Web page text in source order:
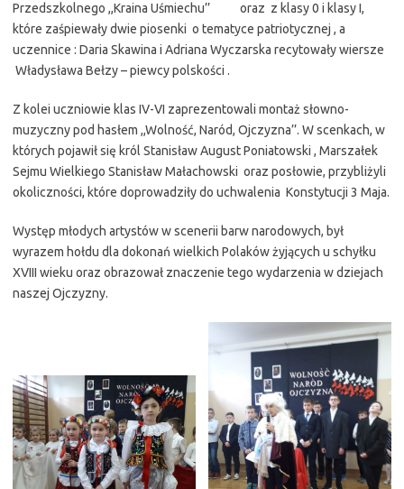
Przedszkolnego ,,Kraina Uśmiechu’’ oraz z klasy 0 i klasy I,
które zaśpiewały dwie piosenki o tematyce patriotycznej , a
uczennice : Daria Skawina i Adriana Wyczarska recytowały wiersze
Władysława Bełzy – piewcy polskości .
Z kolei uczniowie klas IV-VI zaprezentowali montaż słowno-
muzyczny pod hasłem ,,Wolność, Naród, Ojczyzna’’. W scenkach, w
których pojawił się król Stanisław August Poniatowski , Marszałek
Sejmu Wielkiego Stanisław Małachowski oraz posłowie, przybliżyli
okoliczności, które doprowadziły do uchwalenia Konstytucji 3 Maja.
Występ młodych artystów w scenerii barw narodowych, był
wyrazem hołdu dla dokonań wielkich Polaków żyjących u schyłku
XVIII wieku oraz obrazował znaczenie tego wydarzenia w dziejach
naszej Ojczyzny.